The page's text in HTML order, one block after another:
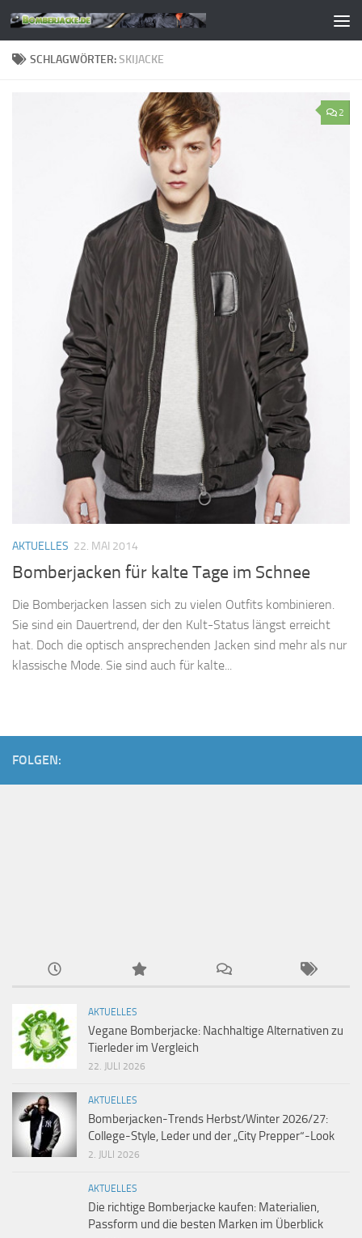
Zum Inhalt springen
SCHLAGWÖRTER:SKIJACKE
2
AKTUELLES 22. MAI 2014
Bomberjacken für kalte Tage im Schnee
Die Bomberjacken lassen sich zu vielen Outfits kombinieren.
Sie sind ein Dauertrend, der den Kult-Status längst erreicht
hat. Doch die optisch ansprechenden Jacken sind mehr als nur
klassische Mode. Sie sind auch für kalte...
FOLGEN:
AKTUELLES
Vegane Bomberjacke: Nachhaltige Alternativen zu
Tierleder im Vergleich
22. JULI 2026
AKTUELLES
Bomberjacken-Trends Herbst/Winter 2026/27:
College-Style, Leder und der „City Prepper“-Look
2. JULI 2026
AKTUELLES
Die richtige Bomberjacke kaufen: Materialien,
Passform und die besten Marken im Überblick